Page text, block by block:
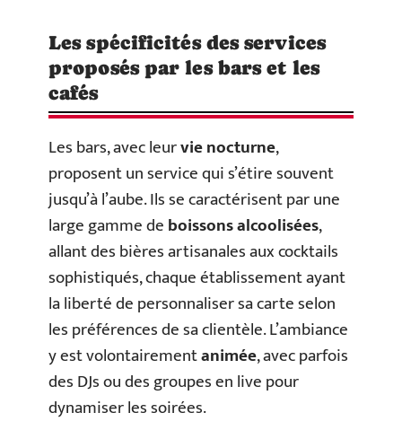
Les spécificités des services
proposés par les bars et les
cafés
Les bars, avec leurvie nocturne,
proposent un service qui s’étire souvent
jusqu’à l’aube. Ils se caractérisent par une
large gamme deboissons alcoolisées,
allant des bières artisanales aux cocktails
sophistiqués, chaque établissement ayant
la liberté de personnaliser sa carte selon
les préférences de sa clientèle. L’ambiance
y est volontairementanimée, avec parfois
des DJs ou des groupes en live pour
dynamiser les soirées.